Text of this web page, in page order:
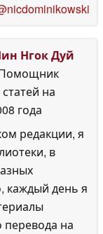
Нгок Дуй
на
года
редакции, я
в
каждый день я
перевода на